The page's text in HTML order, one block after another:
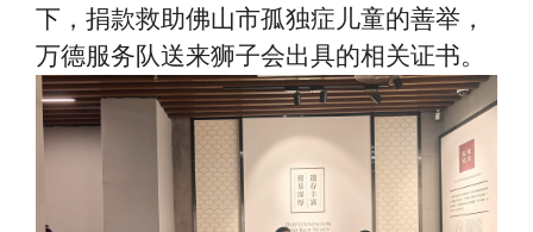
下，捐款救助佛山市孤独症儿童的善举，
万德服务队送来狮子会出具的相关证书。